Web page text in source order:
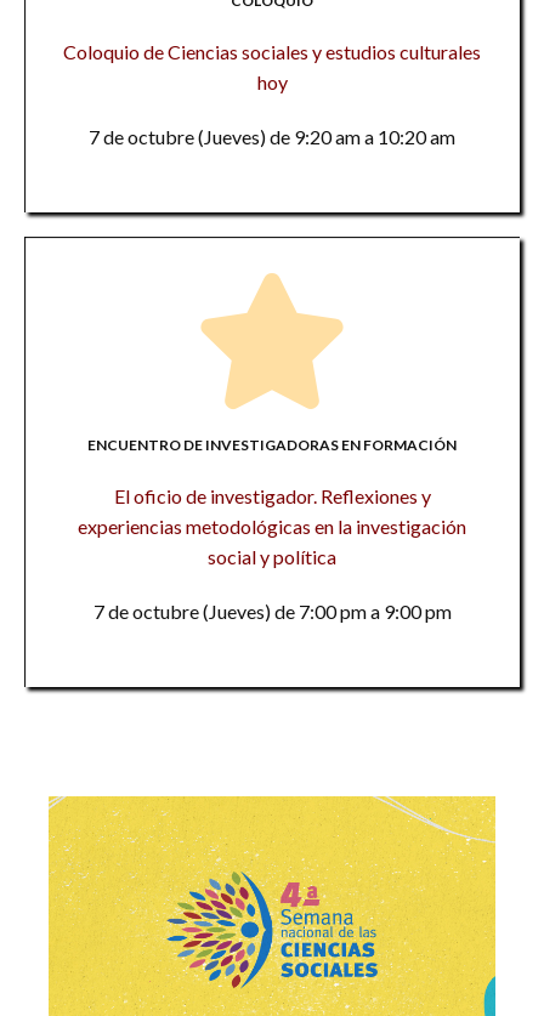
Coloquio de Ciencias sociales y estudios culturales
hoy
7 de octubre (Jueves) de 9:20 am a 10:20 am
ENCUENTRO DE INVESTIGADORAS EN FORMACIÓN
El oficio de investigador. Reflexiones y
experiencias metodológicas en la investigación
social y política
7 de octubre (Jueves) de 7:00 pm a 9:00 pm